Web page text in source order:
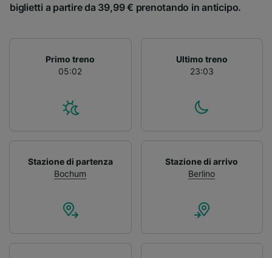
biglietti a partire da 39,99 € prenotando in anticipo.
Primo treno
05:02
Ultimo treno
23:03
Stazione di partenza
Bochum
Stazione di arrivo
Berlino